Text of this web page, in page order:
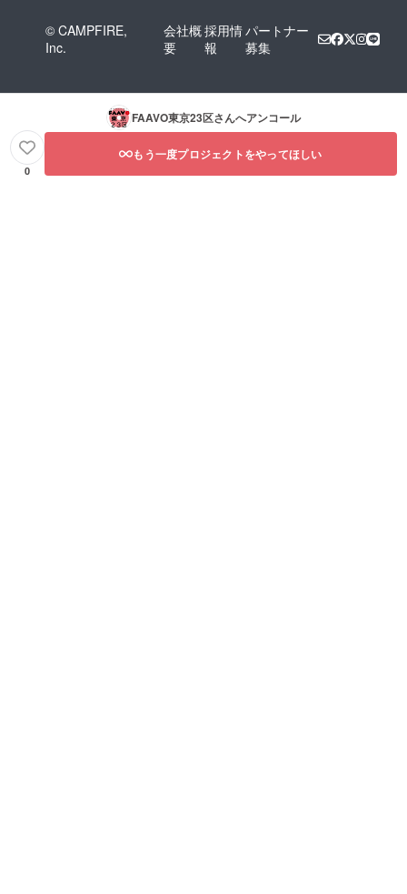
© CAMPFIRE,
Inc.
会社概
要
採用情
報
パートナー
募集
FAAVO東京23区さんへアンコール
0
もう一度プロジェクトをやってほしい